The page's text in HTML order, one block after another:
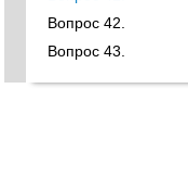
Вопрос 42.
Вопрос 43.